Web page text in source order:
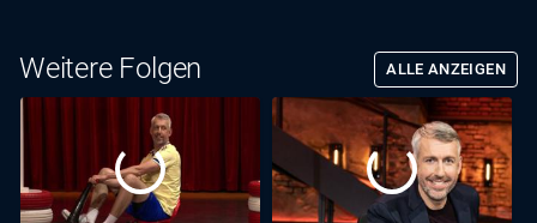
Weitere Folgen ALLE ANZEIGEN